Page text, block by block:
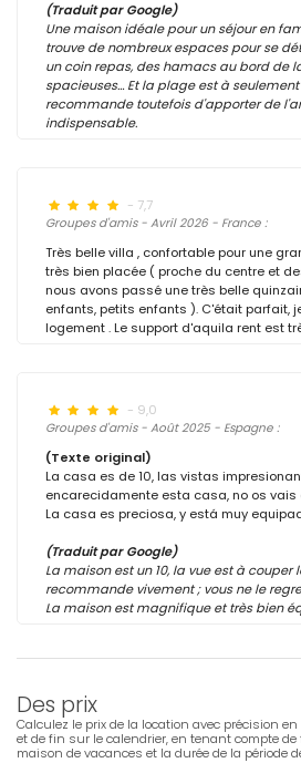
(Traduit par Google)
Une maison idéale pour un séjour en
trouve de nombreux espaces pour se
un coin repas, des hamacs au bord de
spacieuses… Et la plage est à
recommande toutefois d'apporter de
indispensable.
- 7,7
Groupes d'amis - Avril 2026 - France :
Très belle villa , confortable pour une
très bien placée ( proche du centre et
nous avons passé une très belle
enfants, petits enfants ). C'était parfait,
logement . Le support d'aquila rent est
- 9,0
Groupes d'amis - Août 2025 - Espagne :
(Texte original)
La casa es de 10, las vistas
encarecidamente esta casa, no os vais
La casa es preciosa, y está muy
(Traduit par Google)
La maison est un 10, la vue est à couper
recommande vivement ; vous ne le
La maison est magnifique et très bien
Des prix
Calculez le prix de la location avec précision
et de fin sur le calendrier, en tenant compte
maison de vacances et la durée de la période